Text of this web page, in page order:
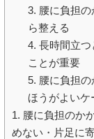
3. 腰に負担
ら整える
4. 長時間立
ことが重要
5. 腰に負担
ほうがよいケ
1. 腰に負担のか
めない・片足に